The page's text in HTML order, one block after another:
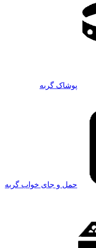
پوشاک گربه
حمل و جای خواب گربه